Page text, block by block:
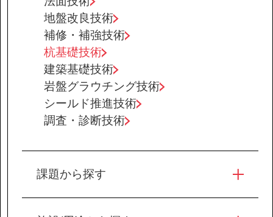
地盤改良技術
補修・補強技術
杭基礎技術
建築基礎技術
岩盤グラウチング技術
シールド推進技術
調査・診断技術
課題から探す